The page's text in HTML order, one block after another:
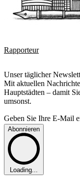
Rapporteur
Unser täglicher
Mit aktuellen
Hauptstädten – damit
umsonst.
Geben Sie Ihre E-Mail
Abonnieren
Loading...